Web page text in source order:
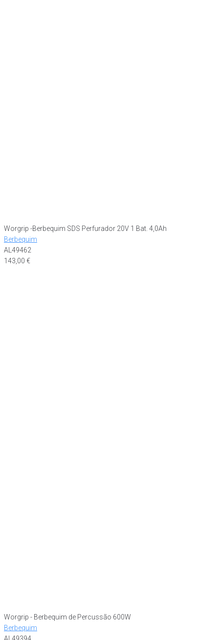
Worgrip -Berbequim SDS Perfurador 20V 1 Bat. 4,0Ah
Berbequim
AL49462
143,00 €
Worgrip - Berbequim de Percussão 600W
Berbequim